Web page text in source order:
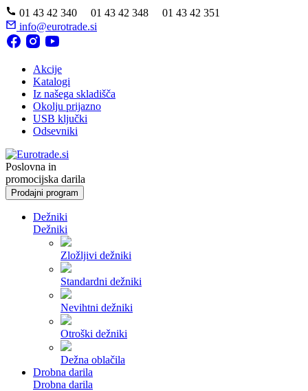
01 43 42 340 01 43 42 348 01 43 42 351
info@eurotrade.si
Akcije
Katalogi
Iz našega skladišča
Okolju prijazno
USB ključki
Odsevniki
Poslovna in
promocijska darila
Prodajni program
Dežniki
Dežniki
Zložljivi dežniki
Standardni dežniki
Nevihtni dežniki
Otroški dežniki
Dežna oblačila
Drobna darila
Drobna darila